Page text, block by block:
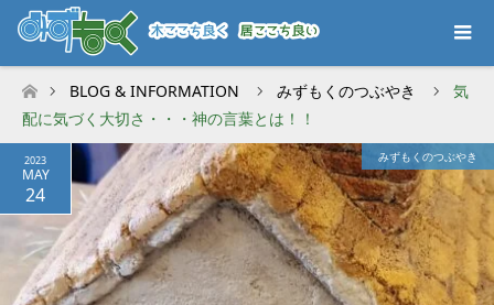
ホーム
BLOG & INFORMATION みずもくのつぶやき
気
配に気づく大切さ・・・神の言葉とは！！
2023
MAY
24
みずもくのつぶやき